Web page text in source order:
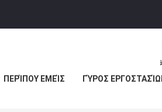
ΠΕΡΊΠΟΥ ΕΜΕΊΣ ΓΎΡΟΣ